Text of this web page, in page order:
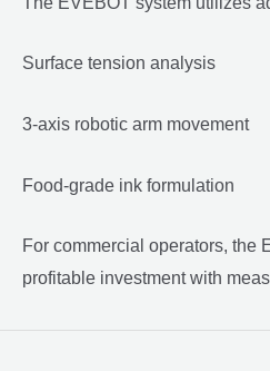
Surface tension analysis
3-axis robotic arm movement
Food-grade ink formulation
For commercial operators, the
profitable investment with